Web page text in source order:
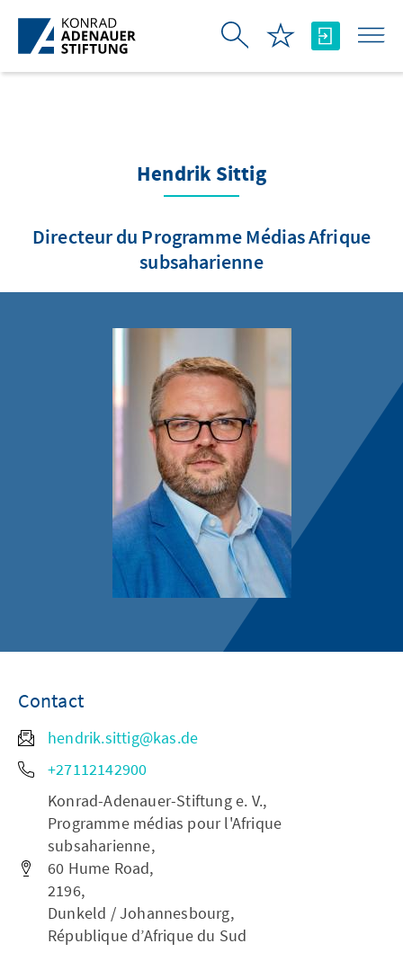
Saut au contenu principal
Hendrik Sittig
Directeur du Programme Médias Afrique
subsaharienne
Contact
hendrik.sittig@kas.de
+27112142900
Konrad-Adenauer-Stiftung e. V.,
Programme médias pour l'Afrique
subsaharienne,
60 Hume Road,
2196,
Dunkeld / Johannesbourg,
République d’Afrique du Sud